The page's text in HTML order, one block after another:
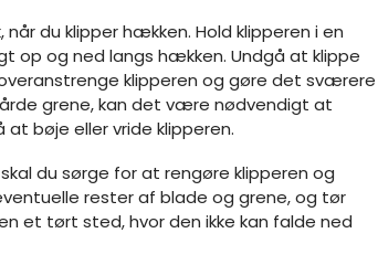
du klipper hækken. Hold klipperen i en
og ned langs hækken. Undgå at klippe
klipperen og gøre det sværere
grene, kan det være nødvendigt at
bøje eller vride klipperen.
du sørge for at rengøre klipperen og
rester af blade og grene, og tør
et tørt sted, hvor den ikke kan falde ned